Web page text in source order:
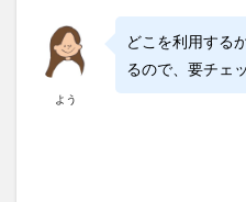
よう
どこを利用する
るので、要チェ